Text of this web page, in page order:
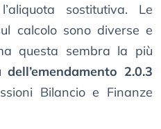
sostitutiva. Le
calcolo sono diverse e
questa sembra la più
dell’emendamento 2.0.3
Bilancio e Finanze